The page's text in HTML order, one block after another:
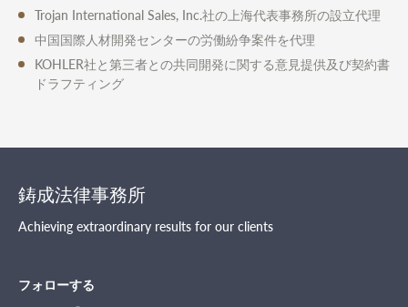
Trojan International Sales, Inc.社の上海代表事務所の設立代理
中国国際人材開発センターの労働紛争案件を代理
KOHLER社と第三者との共同開発に関する意見提供及び契約書
ドラフティング
鋳成法律事務所
Achieving extraordinary results for our clients
フォローする